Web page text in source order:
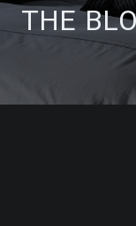
THE